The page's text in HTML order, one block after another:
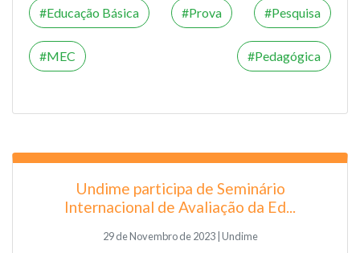
Educação Básica Prova Pesquisa
MEC Pedagógica
Undime participa de Seminário
Internacional de Avaliação da Ed...
29 de Novembro de 2023 | Undime